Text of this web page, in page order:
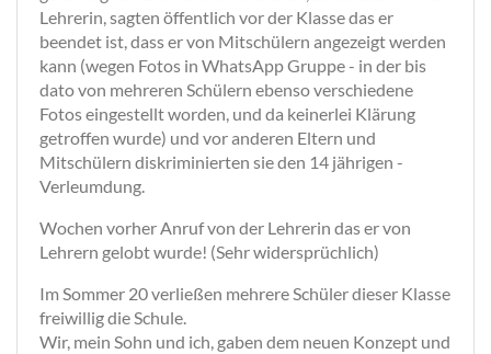
Lehrerin, sagten öffentlich vor der Klasse das er
beendet ist, dass er von Mitschülern angezeigt werden
kann (wegen Fotos in WhatsApp Gruppe - in der bis
dato von mehreren Schülern ebenso verschiedene
Fotos eingestellt worden, und da keinerlei Klärung
getroffen wurde) und vor anderen Eltern und
Mitschülern diskriminierten sie den 14 jährigen -
Verleumdung.
Wochen vorher Anruf von der Lehrerin das er von
Lehrern gelobt wurde! (Sehr widersprüchlich)
Im Sommer 20 verließen mehrere Schüler dieser Klasse
freiwillig die Schule.
Wir, mein Sohn und ich, gaben dem neuen Konzept und